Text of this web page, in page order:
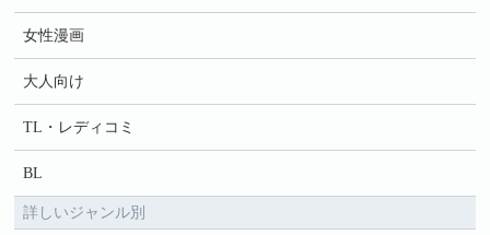
女性漫画
大人向け
TL・レディコミ
BL
詳しいジャンル別